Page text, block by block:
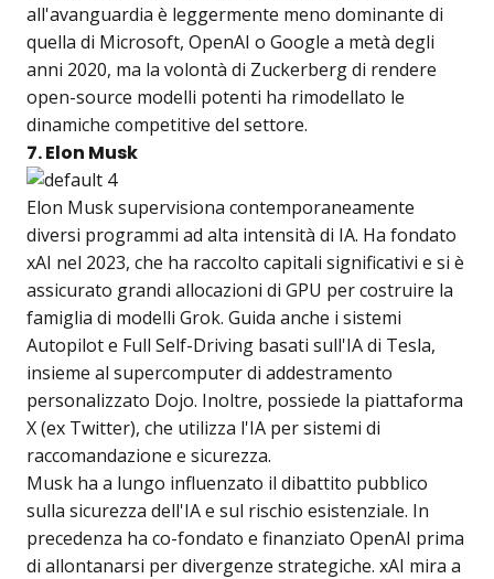
all'avanguardia è leggermente meno dominante di
quella di Microsoft, OpenAI o Google a metà degli
anni 2020, ma la volontà di Zuckerberg di rendere
open-source modelli potenti ha rimodellato le
dinamiche competitive del settore.
7. Elon Musk
Elon Musk supervisiona contemporaneamente
diversi programmi ad alta intensità di IA. Ha fondato
xAI nel 2023, che ha raccolto capitali significativi e si è
assicurato grandi allocazioni di GPU per costruire la
famiglia di modelli Grok. Guida anche i sistemi
Autopilot e Full Self-Driving basati sull'IA di Tesla,
insieme al supercomputer di addestramento
personalizzato Dojo. Inoltre, possiede la piattaforma
X (ex Twitter), che utilizza l'IA per sistemi di
raccomandazione e sicurezza.
Musk ha a lungo influenzato il dibattito pubblico
sulla sicurezza dell'IA e sul rischio esistenziale. In
precedenza ha co-fondato e finanziato OpenAI prima
di allontanarsi per divergenze strategiche. xAI mira a